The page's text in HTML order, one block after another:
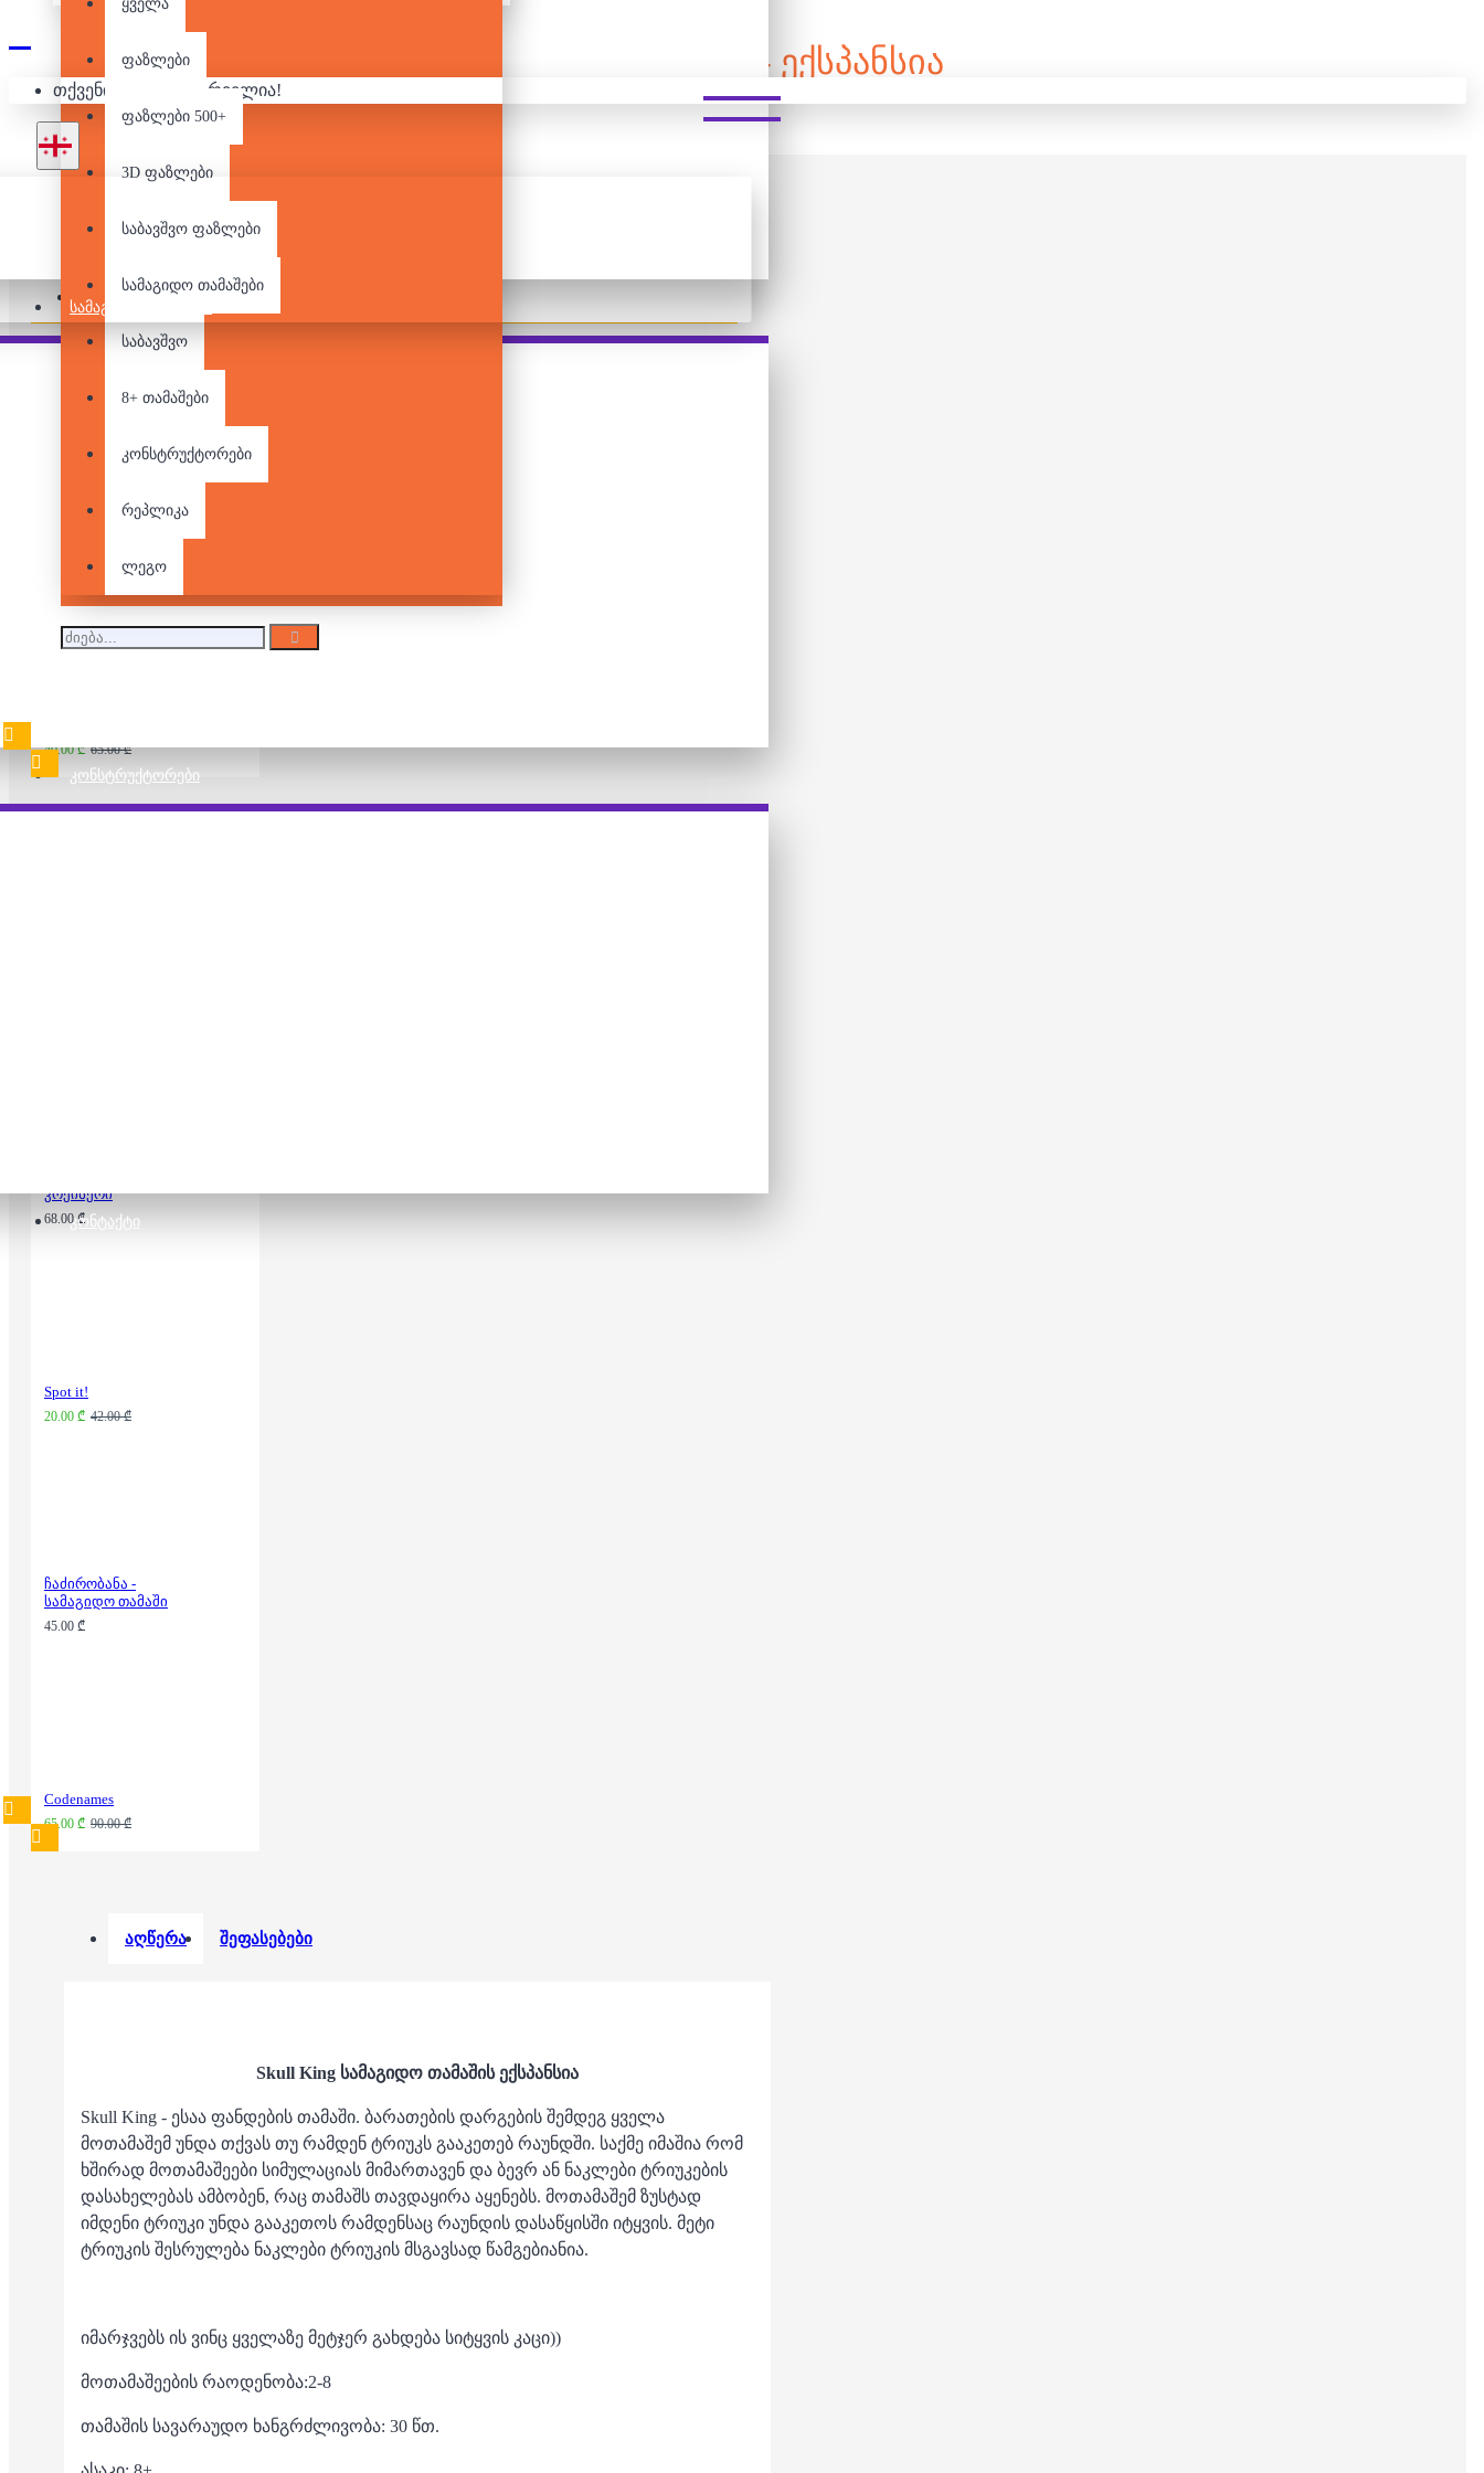
ᲡᲐᲛᲐᲒᲘᲓᲝ ᲗᲐᲛᲐᲨᲔᲑᲘ
ᲙᲝᲜᲡᲢᲠᲣᲥᲢᲝᲠᲔᲑᲘ
ᲙᲝᲜᲢᲐᲥᲢᲘ
ყველა
ფაზლები
ფაზლები 500+
3D ფაზლები
საბავშვო ფაზლები
სამაგიდო თამაშები
საბავშვო
8+ თამაშები
კონსტრუქტორები
რეპლიკა
ლეგო
თქვენი კალათა ცარიელია!
SKULL KING - ᲔᲥᲡᲞᲐᲜᲡᲘᲐ
მარაგშია
Pair it With People Also Bought
40.00 ₾ 65.00 ₾
კრეისერი
68.00 ₾
Spot it!
20.00 ₾ 42.00 ₾
ჩაძირობანა -
სამაგიდო თამაში
45.00 ₾
Codenames
65.00 ₾ 90.00 ₾
აღწერა შეფასებები
Skull King სამაგიდო თამაშის ექსპანსია
Skull King - ესაა ფანდების თამაში. ბარათების დარგების შემდეგ ყველა
მოთამაშემ უნდა თქვას თუ რამდენ ტრიუკს გააკეთებ რაუნდში. საქმე იმაშია რომ
ხშირად მოთამაშეები სიმულაციას მიმართავენ და ბევრ ან ნაკლები ტრიუკების
დასახელებას ამბობენ, რაც თამაშს თავდაყირა აყენებს. მოთამაშემ ზუსტად
იმდენი ტრიუკი უნდა გააკეთოს რამდენსაც რაუნდის დასაწყისში იტყვის. მეტი
ტრიუკის შესრულება ნაკლები ტრიუკის მსგავსად წამგებიანია.
იმარჯვებს ის ვინც ყველაზე მეტჯერ გახდება სიტყვის კაცი))
მოთამაშეების რაოდენობა:2-8
თამაშის სავარაუდო ხანგრძლივობა: 30 წთ.